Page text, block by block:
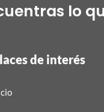
lo
de interés